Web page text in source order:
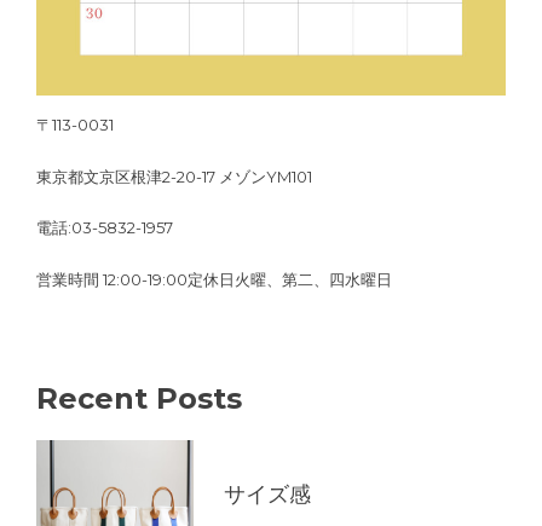
〒113-0031
東京都文京区根津2-20-17 メゾンYM101
電話:03-5832-1957
営業時間 12:00-19:00定休日火曜、第二、四水曜日
Recent Posts
サイズ感